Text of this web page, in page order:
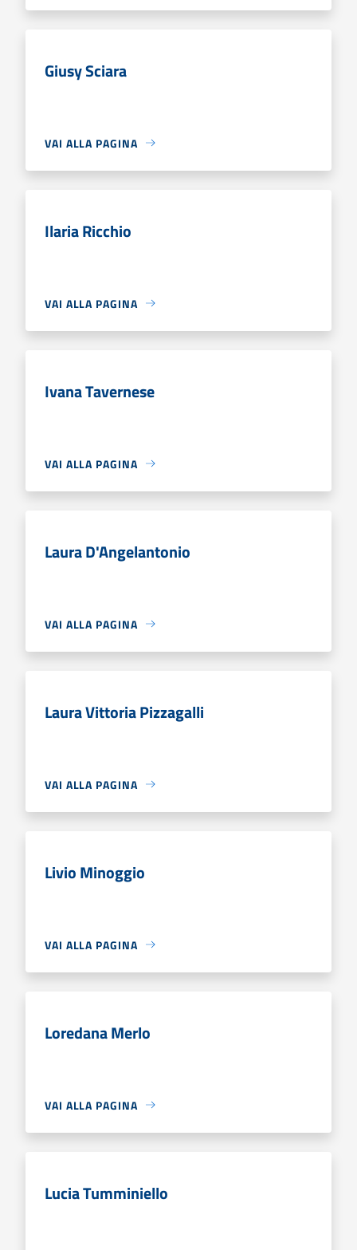
Giusy Sciara
VAI ALLA PAGINA
Ilaria Ricchio
VAI ALLA PAGINA
Ivana Tavernese
VAI ALLA PAGINA
Laura D'Angelantonio
VAI ALLA PAGINA
Laura Vittoria Pizzagalli
VAI ALLA PAGINA
Livio Minoggio
VAI ALLA PAGINA
Loredana Merlo
VAI ALLA PAGINA
Lucia Tumminiello